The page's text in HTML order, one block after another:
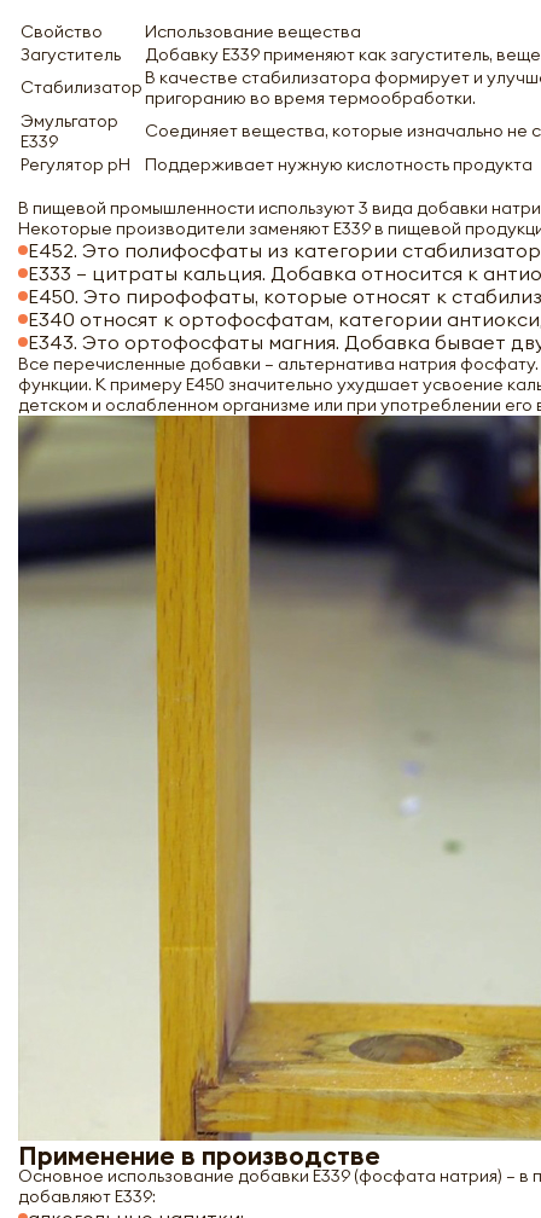
Свойство
Использование вещества
Загуститель
Добавку Е339 применяют как загуститель,
СтабилизаторВ качестве стабилизатора формирует и
пригоранию во время термообработки.
Эмульгатор
Е339
Соединяет вещества, которые изначально не
Регулятор рН
Поддерживает нужную кислотность продукта
В пищевой промышленности используют 3 вида добавки
Некоторые производители заменяют Е339 в пищевой
Е452. Это полифосфаты из категории
Е333 – цитраты кальция. Добавка относится к
Е450. Это пирофофаты, которые относят к
Е340 относят к ортофосфатам, категории
Е343. Это ортофосфаты магния. Добавка бывает
Все перечисленные добавки – альтернатива натрия
функции. К примеру Е450 значительно ухудшает усвоение
детском и ослабленном организме или при употреблении его
Применение в производстве
Основное использование добавки Е339 (фосфата натрия) –
добавляют Е339: